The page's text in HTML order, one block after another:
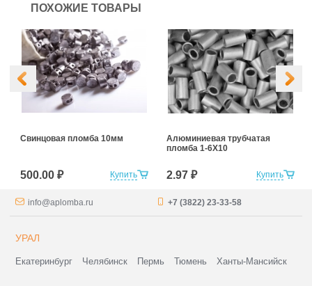
ПОХОЖИЕ ТОВАРЫ
Купить
Свинцовая пломба 10мм
500.00 ₽ Купить
Алюминиевая трубчатая
пломба 1-6Х10
2.97 ₽
info@aplomba.ru +7 (3822) 23-33-58
УРАЛ
Екатеринбург Челябинск Пермь Тюмень Ханты-Мансийск